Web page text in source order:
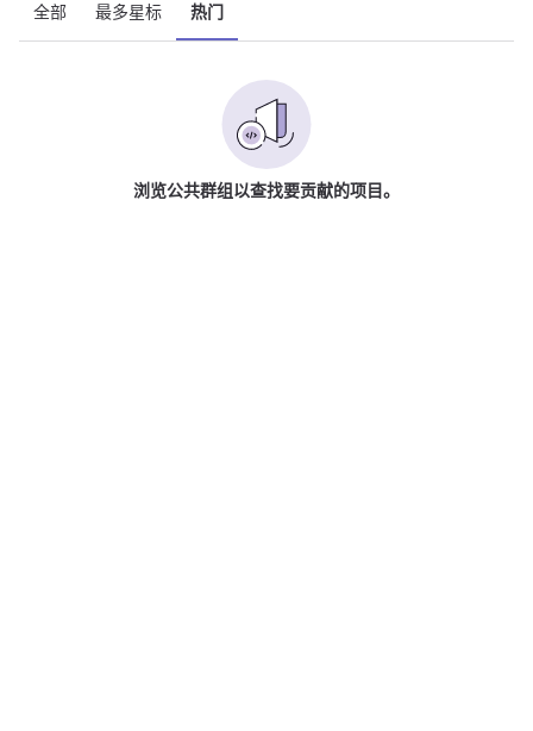
全部 最多星标 热门
浏览公共群组以查找要贡献的项目。